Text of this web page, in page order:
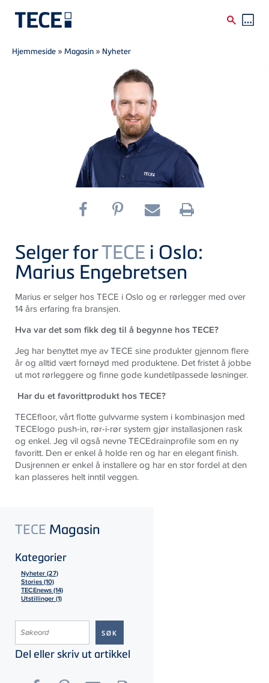
Skip to main content
Breadcrumb
Hjemmeside »Magasin » Nyheter
Selger forTECE i Oslo:
Marius Engebretsen
Marius er selger hosTECE i Oslo og er rørlegger med over
14 års erfaring fra bransjen.
Hva var det som fikk deg til å begynne hosTECE?
Jeg har benyttet mye avTECE sine produkter gjennom flere
år og alltid vært fornøyd med produktene. Det fristet å jobbe
ut mot rørleggereog finne gode kundetilpassede løsninger.
Har du et favorittprodukt hosTECE?
TECEfloor, vårt flotte gulvvarme system i kombinasjon med
TECElogo push-in, rør-i-rør system gjør installasjonen rask
og enkel. Jeg vil også nevneTECEdrainprofile som en ny
favoritt. Den er enkel å holde ren og har en elegant finish.
Dusjrennen er enkel å installere og har en stor fordel at den
kan plasseres helt inntil veggen.
TECE Magasin
Kategorier
Nyheter (27)
Stories (10)
TECEnews (14)
Utstillinger (1)
Del eller skriv ut artikkel